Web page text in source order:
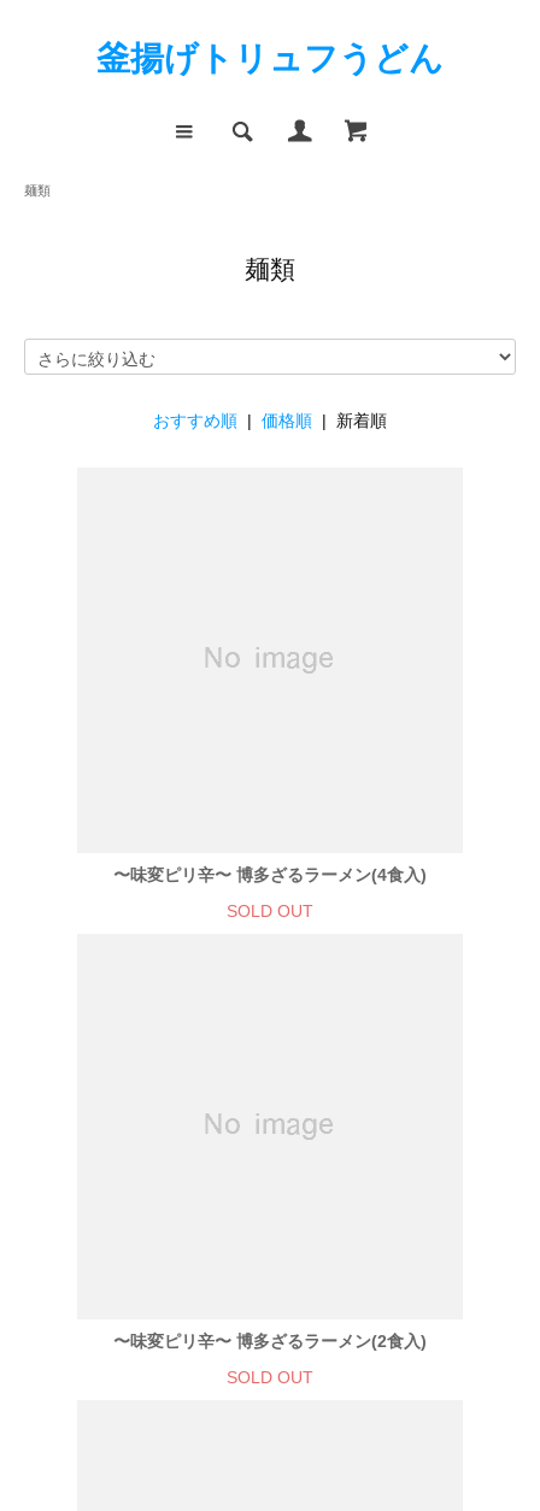
釜揚げトリュフうどん
麺類
麺類
おすすめ順 | 価格順 | 新着順
〜味変ピリ辛〜 博多ざるラーメン(4食入)
SOLD OUT
〜味変ピリ辛〜 博多ざるラーメン(2食入)
SOLD OUT